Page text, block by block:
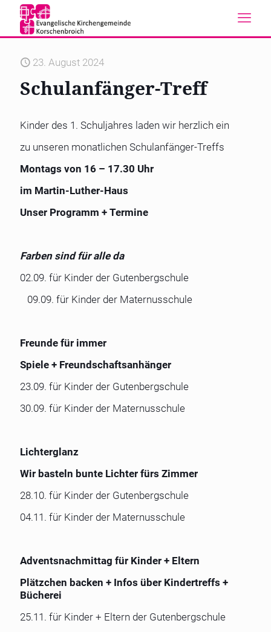
23. August 2024
Schulanfänger-Treff
Kinder des 1. Schuljahres laden wir herzlich ein
zu unseren monatlichen Schulanfänger-Treffs
Montags von 16 – 17.30 Uhr
im Martin-Luther-Haus
Unser Programm + Termine
Farben sind für alle da
02.09. für Kinder der Gutenbergschule
09.09. für Kinder der Maternusschule
Freunde für immer
Spiele + Freundschaftsanhänger
23.09. für Kinder der Gutenbergschule
30.09. für Kinder der Maternusschule
Lichterglanz
Wir basteln bunte Lichter fürs Zimmer
28.10. für Kinder der Gutenbergschule
04.11. für Kinder der Maternusschule
Adventsnachmittag für Kinder + Eltern
Plätzchen backen + Infos über Kindertreffs +
Bücherei
25.11. für Kinder + Eltern der Gutenbergschule